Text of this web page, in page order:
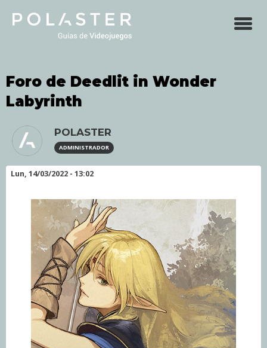
Foro de Deedlit in Wonder
Labyrinth
POLASTER
ADMINISTRADOR
Lun, 14/03/2022 - 13:02